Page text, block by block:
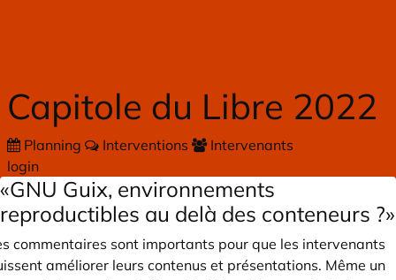
Capitole du Libre 2022
Planning Interventions
Intervenants
login
«GNU Guix, environnements
reproductibles au delà des conteneurs ?»
commentaires sont importants pour que les intervenants
améliorer leurs contenus et présentations. Même un